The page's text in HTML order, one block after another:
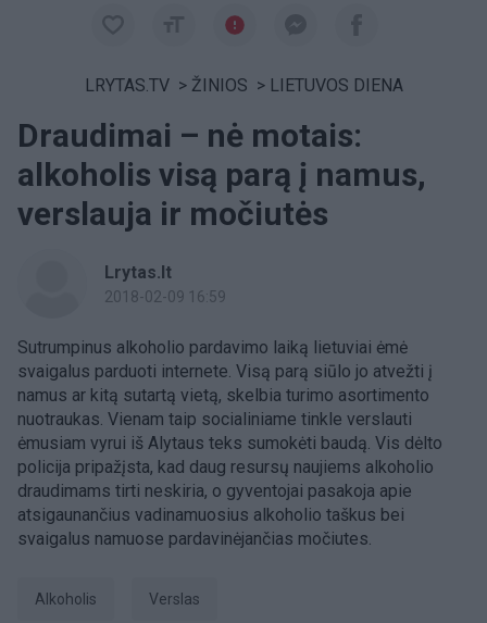
LRYTAS.TV > ŽINIOS > LIETUVOS DIENA
Draudimai – nė motais:
alkoholis visą parą į namus,
verslauja ir močiutės
Lrytas.lt
2018-02-09 16:59
Sutrumpinus alkoholio pardavimo laiką lietuviai ėmė
svaigalus parduoti internete. Visą parą siūlo jo atvežti į
namus ar kitą sutartą vietą, skelbia turimo asortimento
nuotraukas. Vienam taip socialiniame tinkle verslauti
ėmusiam vyrui iš Alytaus teks sumokėti baudą. Vis dėlto
policija pripažįsta, kad daug resursų naujiems alkoholio
draudimams tirti neskiria, o gyventojai pasakoja apie
atsigaunančius vadinamuosius alkoholio taškus bei
svaigalus namuose pardavinėjančias močiutes.
Alkoholis Verslas